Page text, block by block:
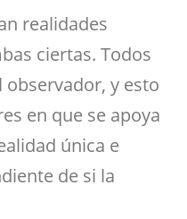
realidades
ciertas. Todos
y esto
en que se apoya
única e
de si la